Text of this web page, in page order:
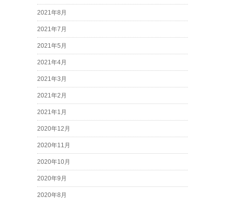
2021年8月
2021年7月
2021年5月
2021年4月
2021年3月
2021年2月
2021年1月
2020年12月
2020年11月
2020年10月
2020年9月
2020年8月